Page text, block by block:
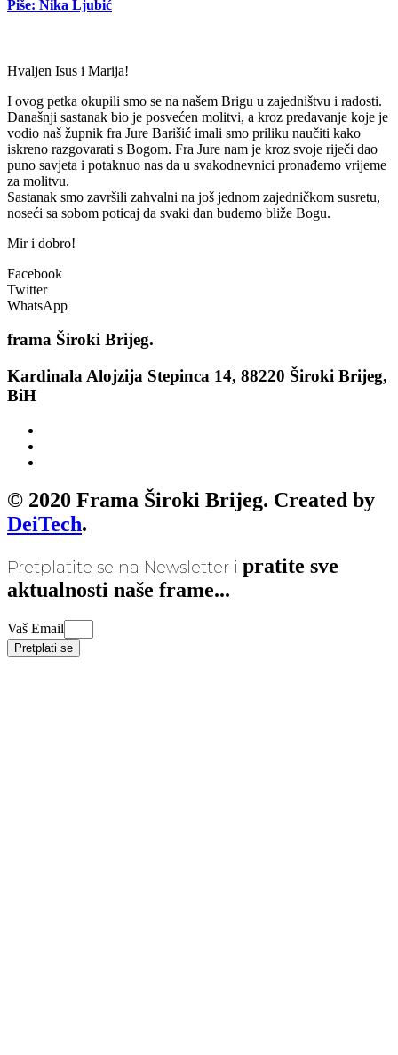
Piše: Nika Ljubić
Hvaljen Isus i Marija!
I ovog petka okupili smo se na našem Brigu u zajedništvu i radosti.
Današnji sastanak bio je posvećen molitvi, a kroz predavanje koje je
vodio naš župnik fra Jure Barišić imali smo priliku naučiti kako
iskreno razgovarati s Bogom. Fra Jure nam je kroz svoje riječi dao
puno savjeta i potaknuo nas da u svakodnevnici pronađemo vrijeme
za molitvu.
Sastanak smo završili zahvalni na još jednom zajedničkom susretu,
noseći sa sobom poticaj da svaki dan budemo bliže Bogu.
Mir i dobro!
Facebook
Twitter
WhatsApp
frama Široki Brijeg.
Kardinala Alojzija Stepinca 14, 88220 Široki Brijeg,
BiH
© 2020 Frama Široki Brijeg. Created by
DeiTech.
Pretplatite se na Newsletter i pratite sve
aktualnosti naše frame...
Vaš Email
Pretplati se